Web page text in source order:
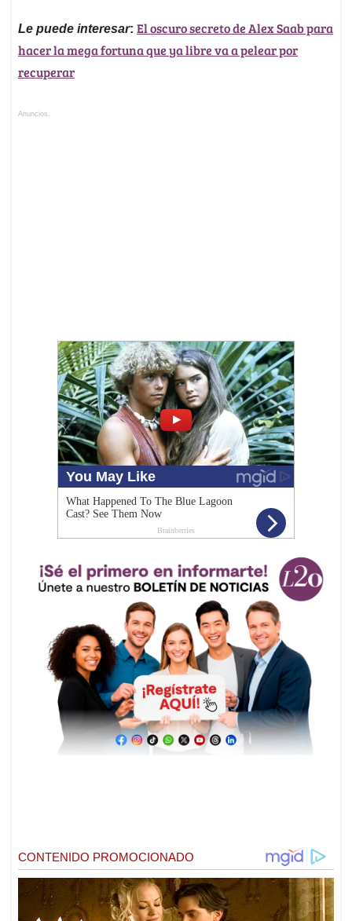
Le puede interesar: El oscuro secreto de Alex Saab para
hacer la mega fortuna que ya libre va a pelear por
recuperar
Anuncios.